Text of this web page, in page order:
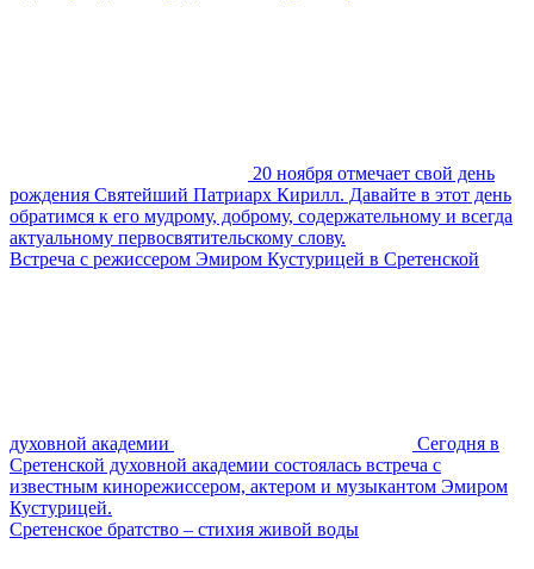
20 ноября отмечает свой день
рождения Святейший Патриарх Кирилл. Давайте в этот день
обратимся к его мудрому, доброму, содержательному и всегда
актуальному первосвятительскому слову.
Встреча с режиссером Эмиром Кустурицей в Сретенской
духовной академии
Сегодня в
Сретенской духовной академии состоялась встреча с
известным кинорежиссером, актером и музыкантом Эмиром
Кустурицей.
Сретенское братство – стихия живой воды